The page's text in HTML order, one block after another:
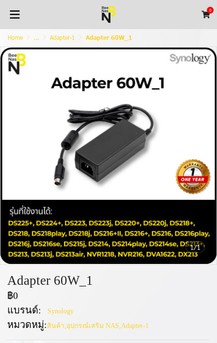
0
Home ... Adapter-1 Adapter 60W_1
1/1
Adapter 60W_1
฿0
แบรนด์:
Synology
หมวดหมู่: สินค้า,อุปกรณ์เสริม NAS,Adapter-1